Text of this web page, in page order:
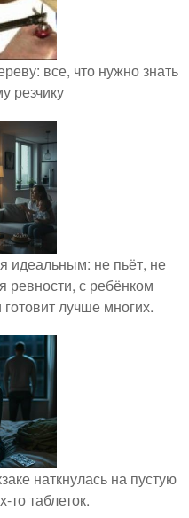
все, что нужно знать
резчику
идеальным: не пьёт, не
ревности, с ребёнком
лучше многих.
наткнулась на пустую
то таблеток.